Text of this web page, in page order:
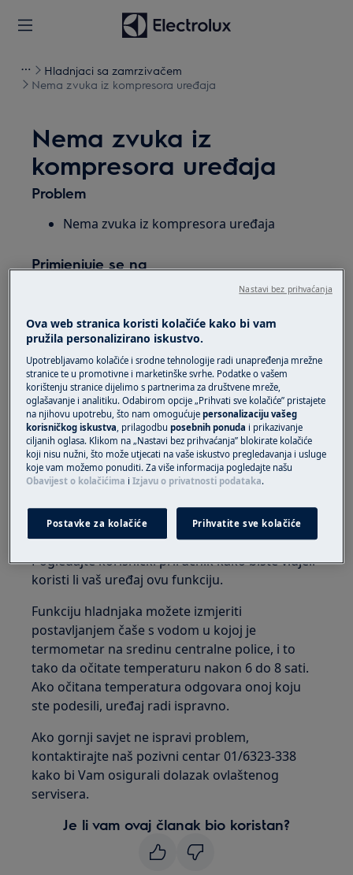
Hladnjaci sa zamrzivačem
Nema zvuka iz kompresora uređaja
Nema zvuka iz
kompresora uređaja
Problem
Nema zvuka iz kompresora uređaja
Primjenjuje se na
Rješenje
Provjerite je li uređaj ispravno spojen na
napajanje, te je li sustav hlađenja uključen.
Provjerite ima li zvukova rada nakon jednog
sata.
Ako je proizvod uključen a kompresor se ne
čuje, hladnjak možda izvršava svoj ciklus
automatskog odmrzavanja. Program
odmrzavanja radi redovito i traje oko 30 minuta.
Pogledajte korisnički priručnik kako biste vidjeli
koristi li vaš uređaj ovu funkciju.
Funkciju hladnjaka možete izmjeriti
postavljanjem čaše s vodom u kojoj je
termometar na sredinu centralne police, i to
tako da očitate temperaturu nakon 6 do 8 sati.
Ako očitana temperatura odgovara onoj koju
ste podesili, uređaj radi ispravno.
Ako gornji savjet ne ispravi problem,
kontaktirajte naš pozivni centar 01/6323-338
kako bi Vam osigurali dolazak ovlaštenog
servisera.
Je li vam ovaj članak bio koristan?
Ova web stranica koristi kolačiće kako bi vam
pružila personalizirano iskustvo.
Upotrebljavamo kolačiće i srodne tehnologije radi unapređenja mrežne
stranice te u promotivne i marketinške svrhe. Podatke o vašem
korištenju stranice dijelimo s partnerima za društvene mreže,
oglašavanje i analitiku. Odabirom opcije „Prihvati sve kolačiće” pristajete
na njihovu upotrebu, što nam omogućujepersonalizaciju vašeg
korisničkog iskustva, prilagodbuposebnih ponuda i prikazivanje
ciljanih oglasa. Klikom na „Nastavi bez prihvaćanja” blokirate kolačiće
koji nisu nužni, što može utjecati na vaše iskustvo pregledavanja i usluge
koje vam možemo ponuditi. Za više informacija pogledajte našu
Obavijest o kolačićima iIzjavu o privatnosti podataka.
Postavke za kolačiće Prihvatite sve kolačiće
Nastavi bez prihvaćanja